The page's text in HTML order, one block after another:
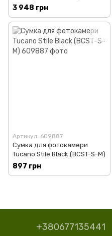
3 948 грн
Артикул: 609887
Сумка для фотокамери
Tucano Stile Black (BCST-S-M)
897 грн
+380677135441